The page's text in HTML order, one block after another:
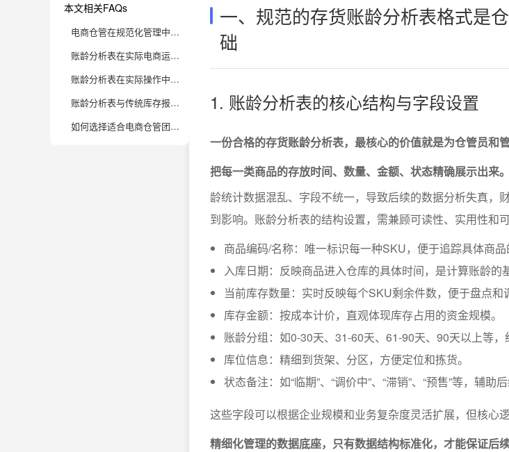
本文相关FAQs
电商仓管在规范化管理中，存货账龄分析表应该包含哪些核心字段和格式要求？
账龄分析表在实际电商运营中有哪些常见应用场景？
账龄分析表在实际操作中，如何避免数据统计误差和信息滞后？
账龄分析表与传统库存报表相比，有哪些独特优势？
如何选择适合电商仓管团队的账龄分析表模板？有哪些实用建议？
一、规范的存货账龄分析表格式是
础
1. 账龄分析表的核心结构与字段设置
一份合格的存货账龄分析表，最核心的价值就是为仓管员和
把每一类商品的存放时间、数量、金额、状态精确展示出来。
龄统计数据混乱、字段不统一，导致后续的数据分析失真，
到影响。账龄分析表的结构设置，需兼顾可读性、实用性和
商品编码/名称：唯一标识每一种SKU，便于追踪具体商品
入库日期：反映商品进入仓库的具体时间，是计算账龄的
当前库存数量：实时反映每个SKU剩余件数，便于盘点和
库存金额：按成本计价，直观体现库存占用的资金规模。
账龄分组：如0-30天、31-60天、61-90天、90天以上等，
库位信息：精细到货架、分区，方便定位和拣货。
状态备注：如“临期”、“调价中”、“滞销”、“预售”等，辅助后
这些字段可以根据企业规模和业务复杂度灵活扩展，但核
精细化管理的数据底座，只有数据结构标准化，才能保证后